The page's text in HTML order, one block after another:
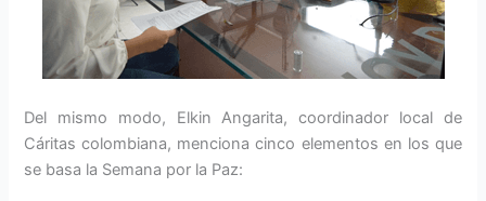
Del mismo modo, Elkin Angarita, coordinador local de
Cáritas colombiana, menciona cinco elementos en los que
se basa la Semana por la Paz: